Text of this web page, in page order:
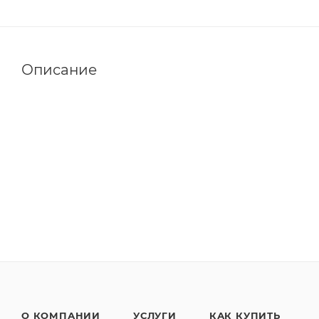
Описание
О КОМПАНИИ УСЛУГИ КАК КУПИТЬ